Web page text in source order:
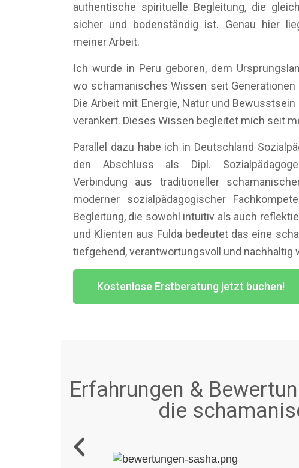
authentische spirituelle Begleitung, die
sicher und bodenständig ist. Genau hier
meiner Arbeit.
Ich wurde in Peru geboren, dem
wo schamanisches Wissen seit
Die Arbeit mit Energie, Natur und
verankert. Dieses Wissen begleitet mich seit
Parallel dazu habe ich in Deutschland
den Abschluss als Dipl.
Verbindung aus traditioneller
moderner sozialpädagogischer
Begleitung, die sowohl intuitiv als auch
und Klienten aus Fulda bedeutet das eine
tiefgehend, verantwortungsvoll und nachhaltig
Kostenlose Erstberatung jetzt buchen!
Erfahrungen &
die